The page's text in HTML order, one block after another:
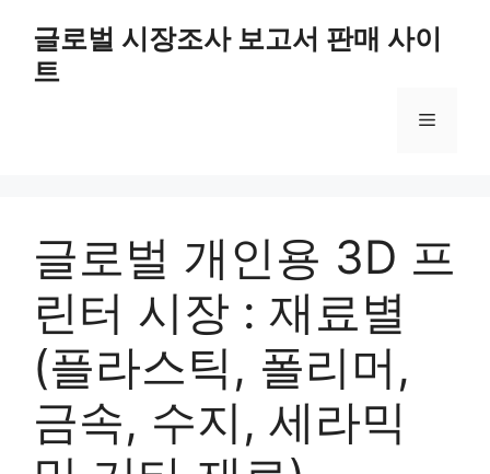
content
글로벌 시장조사 보고서 판매 사이
트
Menu
글로벌 개인용 3D 프
린터 시장 : 재료별
(플라스틱, 폴리머,
금속, 수지, 세라믹